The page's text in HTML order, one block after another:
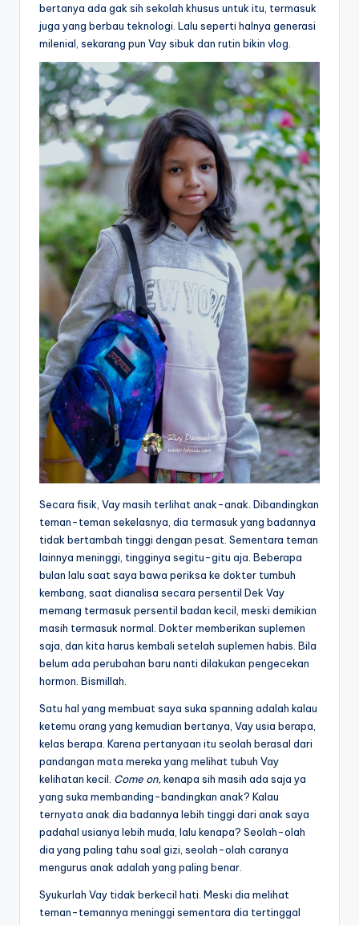
bertanya ada gak sih sekolah khusus untuk itu, termasuk
juga yang berbau teknologi. Lalu seperti halnya generasi
milenial, sekarang pun Vay sibuk dan rutin bikin vlog.
Secara fisik, Vay masih terlihat anak-anak. Dibandingkan
teman-teman sekelasnya, dia termasuk yang badannya
tidak bertambah tinggi dengan pesat. Sementara teman
lainnya meninggi, tingginya segitu-gitu aja. Beberapa
bulan lalu saat saya bawa periksa ke dokter tumbuh
kembang, saat dianalisa secara persentil Dek Vay
memang termasuk persentil badan kecil, meski demikian
masih termasuk normal. Dokter memberikan suplemen
saja, dan kita harus kembali setelah suplemen habis. Bila
belum ada perubahan baru nanti dilakukan pengecekan
hormon. Bismillah.
Satu hal yang membuat saya suka spanning adalah kalau
ketemu orang yang kemudian bertanya, Vay usia berapa,
kelas berapa. Karena pertanyaan itu seolah berasal dari
pandangan mata mereka yang melihat tubuh Vay
kelihatan kecil. Come on, kenapa sih masih ada saja ya
yang suka membanding-bandingkan anak? Kalau
ternyata anak dia badannya lebih tinggi dari anak saya
padahal usianya lebih muda, lalu kenapa? Seolah-olah
dia yang paling tahu soal gizi, seolah-olah caranya
mengurus anak adalah yang paling benar.
Syukurlah Vay tidak berkecil hati. Meski dia melihat
teman-temannya meninggi sementara dia tertinggal